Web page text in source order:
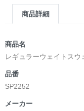
商品詳細
商品名
レギュラーウェイトス
品番
SP2252
メーカー